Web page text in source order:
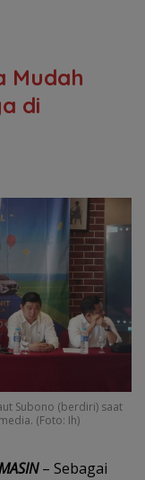
Mudah
di
Subono (berdiri) saat
(Foto: Ih)
– Sebagai